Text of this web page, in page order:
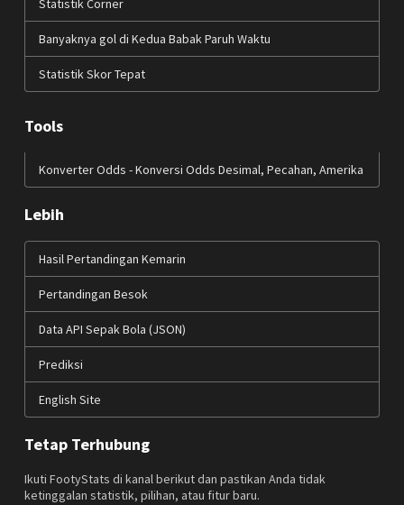
Statistik Corner
Banyaknya gol di Kedua Babak Paruh Waktu
Statistik Skor Tepat
Tools
Konverter Odds - Konversi Odds Desimal, Pecahan, Amerika
Lebih
Hasil Pertandingan Kemarin
Pertandingan Besok
Data API Sepak Bola (JSON)
Prediksi
English Site
Tetap Terhubung
Ikuti FootyStats di kanal berikut dan pastikan Anda tidak
ketinggalan statistik, pilihan, atau fitur baru.